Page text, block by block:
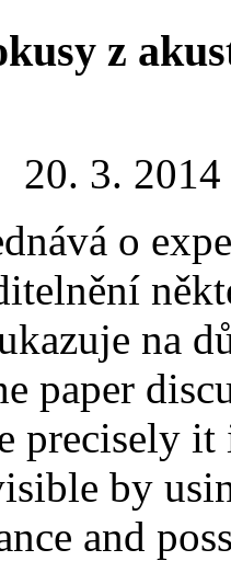
z
20. 3. 2014
o
na
paper
precisely
by
and